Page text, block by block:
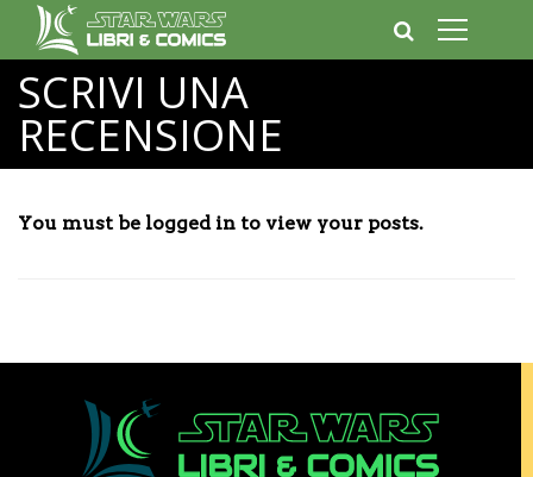
SCRIVI UNA
RECENSIONE
You must be logged in to view your posts.